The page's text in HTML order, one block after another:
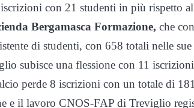
con 21 studenti in più rispetto
Bergamasca Formazione, che
di studenti, con 658 totali nelle
subisce una flessione con 11
perde 8 iscrizioni con un totale di
e il lavoro CNOS-FAP di Treviglio